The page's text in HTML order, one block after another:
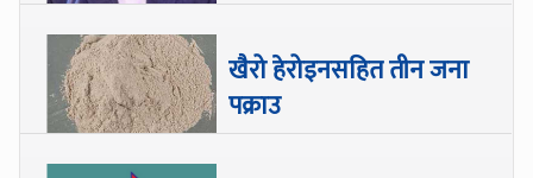
खैरो हेरोइनसहित तीन जना
पक्राउ